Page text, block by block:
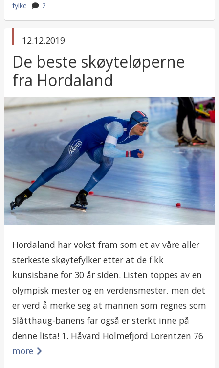
by
fylke
2
published
12.12.2019
De beste skøyteløperne
fra Hordaland
Hordaland har vokst fram som et av våre aller
sterkeste skøytefylker etter at de fikk
kunsisbane for 30 år siden. Listen toppes av en
olympisk mester og en verdensmester, men det
er verd å merke seg at mannen som regnes som
Slåtthaug-banens far også er sterkt inne på
denne lista! 1. Håvard Holmefjord Lorentzen 76
more